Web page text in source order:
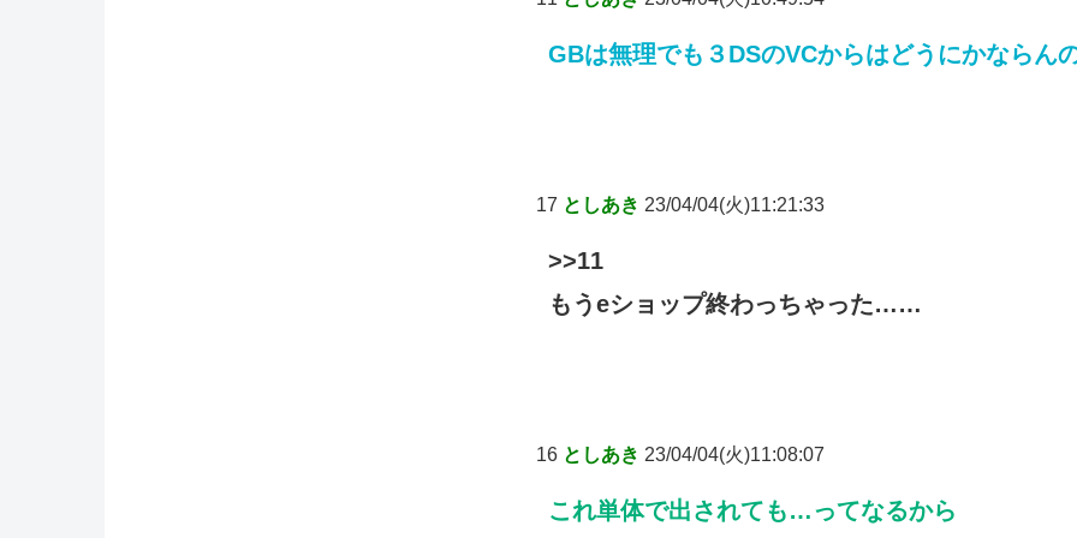
GBは無理でも３DSのVCからはどうにかならん
17 としあき 23/04/04(火)11:21:33
>>11
もうeショップ終わっちゃった……
16 としあき 23/04/04(火)11:08:07
これ単体で出されても…ってなるから